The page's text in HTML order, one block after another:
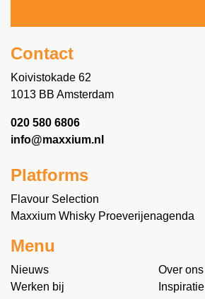
Contact
Koivistokade 62
1013 BB Amsterdam
020 580 6806
info@maxxium.nl
Platforms
Flavour Selection
Maxxium Whisky Proeverijenagenda
Menu
Nieuws
Over ons
Werken bij
Inspiratie